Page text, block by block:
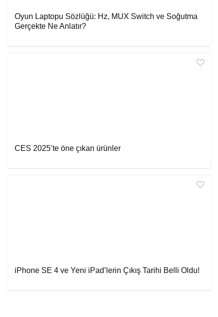
Oyun Laptopu Sözlüğü: Hz, MUX Switch ve Soğutma
Gerçekte Ne Anlatır?
CES 2025’te öne çıkan ürünler
iPhone SE 4 ve Yeni iPad’lerin Çıkış Tarihi Belli Oldu!